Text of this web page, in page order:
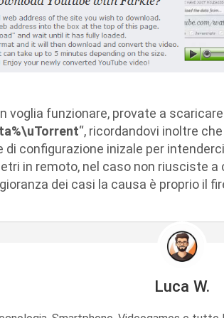
voglia funzionare, provate a
“, ricordandovi inoltre
configurazione inizale per
in remoto, nel caso non riusciste
dei casi la causa è proprio il
Luca W.